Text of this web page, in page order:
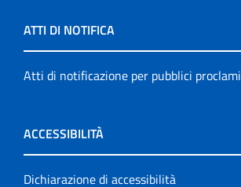
ATTI DI NOTIFICA
Atti di notificazione per pubblici proclami
ACCESSIBILITÀ
Dichiarazione di accessibilità